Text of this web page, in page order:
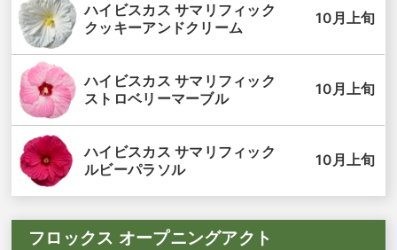
ハイビスカス サマリフィック
クッキーアンドクリーム
10月上旬
ハイビスカス サマリフィック
ストロベリーマーブル
10月上旬
ハイビスカス サマリフィック
ルビーパラソル
10月上旬
フロックス オープニングアクト